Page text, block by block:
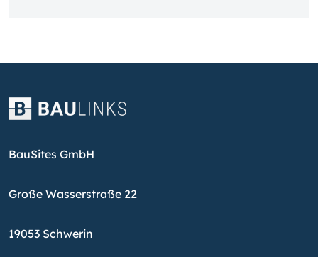
BauSites GmbH
Große Wasserstraße 22
19053 Schwerin